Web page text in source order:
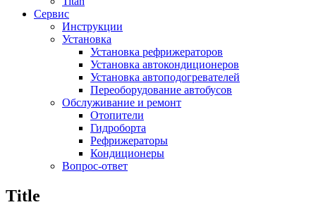
Сервис
Инструкции
Установка
Установка рефрижераторов
Установка автокондиционеров
Установка автоподогревателей
Переоборудование автобусов
Обслуживание и ремонт
Отопители
Гидроборта
Рефрижераторы
Кондиционеры
Вопрос-ответ
Title